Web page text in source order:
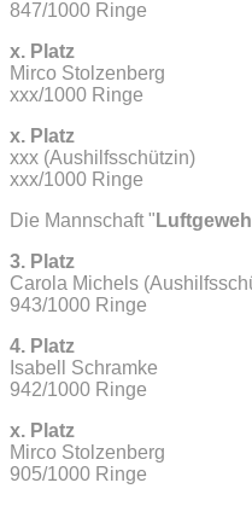
847/1000 Ringe
x. Platz
Mirco Stolzenberg
xxx/1000 Ringe
x. Platz
xxx (Aushilfsschützin)
xxx/1000 Ringe
Die Mannschaft "
3. Platz
Carola Michels
943/1000 Ringe
4. Platz
Isabell Schramke
942/1000 Ringe
x. Platz
Mirco Stolzenberg
905/1000 Ringe